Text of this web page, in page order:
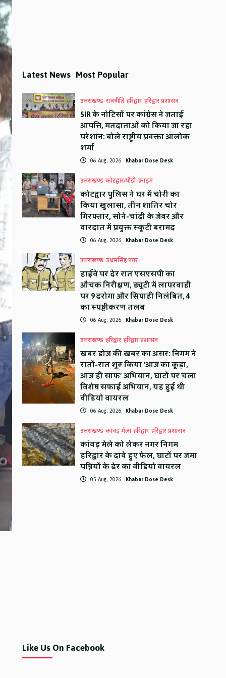
Latest News Most Popular
उत्तराखण्ड राजनीति हरिद्वार हरिद्वार प्रशासन
SIR के नोटिसों पर कांग्रेस ने जताई
आपत्ति, मतदाताओं को किया जा रहा
परेशान: बोले राष्ट्रीय प्रवक्ता आलोक
शर्मा
06 Aug, 2026 Khabar Dose Desk
उत्तराखण्ड कोटद्वार/पौड़ी क्राइम
कोटद्वार पुलिस ने घर में चोरी का
किया खुलासा, तीन शातिर चोर
गिरफ्तार, सोने-चांदी के जेवर और
वारदात में प्रयुक्त स्कूटी बरामद
06 Aug, 2026 Khabar Dose Desk
उत्तराखण्ड उधमसिंह नगर
हाईवे पर देर रात एसएसपी का
औचक निरीक्षण, ड्यूटी में लापरवाही
पर 9 दरोगा और सिपाही निलंबित, 4
का स्पष्टीकरण तलब
06 Aug, 2026 Khabar Dose Desk
उत्तराखण्ड हरिद्वार हरिद्वार प्रशासन
खबर डोज की खबर का असर: निगम ने
रातों-रात शुरू किया ‘आज का कूड़ा,
आज ही साफ’ अभियान, घाटों पर चला
विशेष सफाई अभियान, यह हुई थी
वीडियो वायरल
06 Aug, 2026 Khabar Dose Desk
उत्तराखण्ड कावड़ मेला हरिद्वार हरिद्वार प्रशासन
कांवड़ मेले को लेकर नगर निगम
हरिद्वार के दावे हुए फेल, घाटों पर जमा
पन्नियों के ढेर का वीडियो वायरल
05 Aug, 2026 Khabar Dose Desk
Like Us On Facebook